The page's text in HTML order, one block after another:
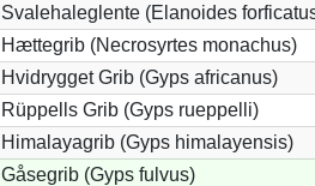
Svalehaleglente (Elanoides
Hættegrib (Necrosyrtes monachus)
Hvidrygget Grib (Gyps africanus)
Rüppells Grib (Gyps rueppelli)
Himalayagrib (Gyps himalayensis)
Gåsegrib (Gyps fulvus)